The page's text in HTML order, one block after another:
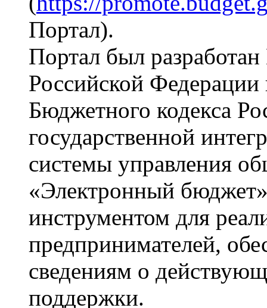
Портал).
Портал был
Российской Федерации
Бюджетного кодекса
государственной
системы управления
«Электронный
инструментом для
предпринимателей,
сведениям о
поддержки.